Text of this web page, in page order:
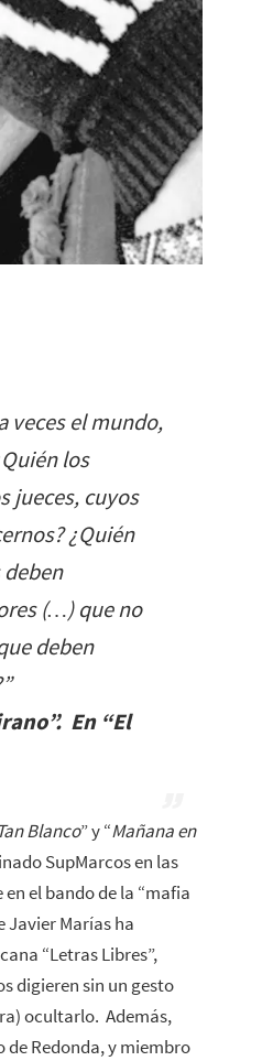
veces el mundo,
los
jueces, cuyos
¿Quién
(…) que no
deben
En “El
Blanco” y “Mañana en
SupMarcos en las
el bando de la “mafia
Javier Marías ha
“Letras Libres”,
digieren sin un gesto
ocultarlo. Además,
de Redonda, y miembro